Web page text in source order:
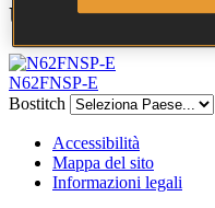
Utensili
N62FNSP-E
Bostitch
Accessibilità
Mappa del sito
Informazioni legali